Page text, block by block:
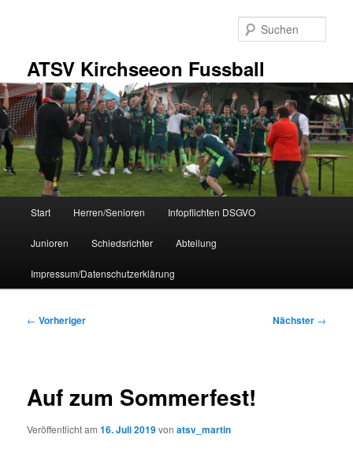
ATSV Kirchseeon Fussball
Start Herren/Senioren Infopflichten DSGVO
Junioren Schiedsrichter Abteilung
Impressum/Datenschutzerklärung
Beitragsnavigation
← Vorheriger Nächster →
Auf zum Sommerfest!
Veröffentlicht am16. Juli 2019vonatsv_martin